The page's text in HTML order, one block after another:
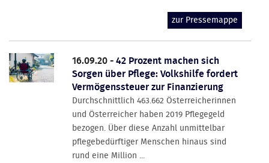
zur Pressemappe
16.09.20 -42 Prozent machen sich
Sorgen über Pflege: Volkshilfe fordert
Vermögenssteuer zur Finanzierung
Durchschnittlich 463.662 Österreicherinnen
und Österreicher haben 2019 Pflegegeld
bezogen. Über diese Anzahl unmittelbar
pflegebedürftiger Menschen hinaus sind
rund eine Million ...